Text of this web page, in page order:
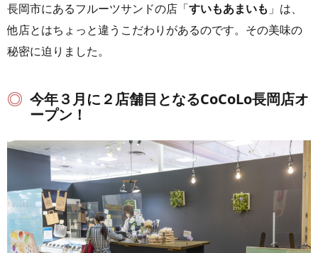
長岡市にあるフルーツサンドの店「すいもあまいも 」は、
他店とはちょっと違うこだわりがあるのです。その美味の
秘密に迫りました。
今年３月に２店舗目となるCoCoLo長岡店オ
ープン！